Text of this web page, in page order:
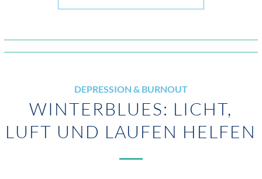
DEPRESSION & BURNOUT
WINTERBLUES: LICHT,
LUFT UND LAUFEN HELFEN